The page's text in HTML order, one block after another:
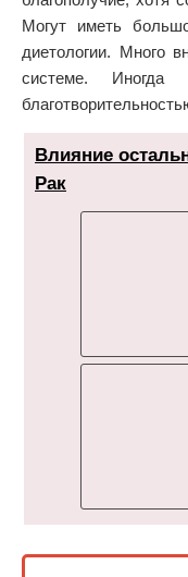
Могут иметь
диетологии. Много
системе. Иногда
Влияние
Рак